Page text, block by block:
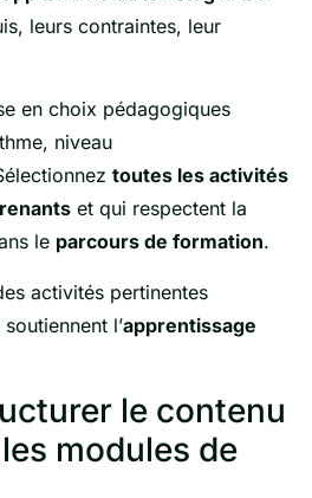
leurs contraintes, leur
en choix pédagogiques
niveau
toutes les activités
et qui respectent la
le parcours de formation.
activités pertinentes
l’apprentissage
le contenu
modules de